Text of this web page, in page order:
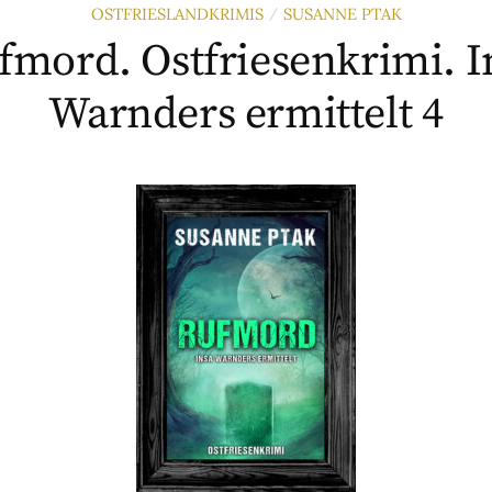
OSTFRIESLANDKRIMIS / SUSANNE PTAK
Ostfriesenkrimi.
Warnders ermittelt 4